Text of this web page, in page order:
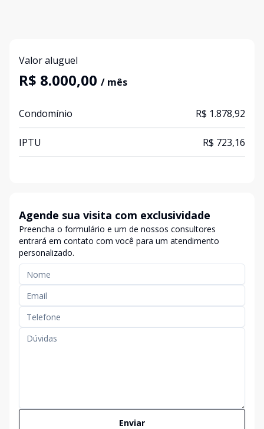
Valor aluguel
R$ 8.000,00 / mês
Condomínio R$ 1.878,92
IPTU R$ 723,16
Agende sua visita com exclusividade
Preencha o formulário e um de nossos consultores
entrará em contato com você para um atendimento
personalizado.
Enviar